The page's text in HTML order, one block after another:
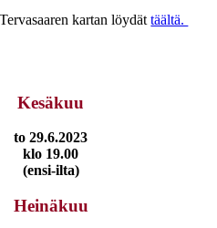
Tervasaaren kartan löydättäältä.
Kesäkuu
to 29.6.2023
klo 19.00
(ensi-ilta)
Heinäkuu